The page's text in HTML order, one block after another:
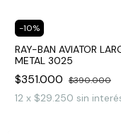
-10%
RAY-BAN AVIATOR
METAL 3025
$351.000 $390.000
12 x $29.250 sin